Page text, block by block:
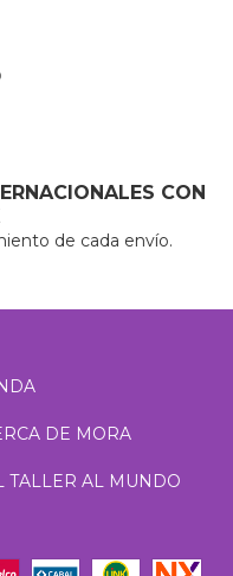
CON
de cada envío.
DE MORA
TALLER AL MUNDO